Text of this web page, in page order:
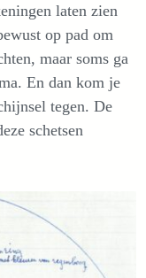
laten zien
op pad om
maar soms ga
En dan kom je
tegen. De
schetsen